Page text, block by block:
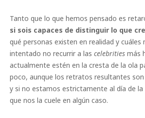
Tanto que lo que hemos pensado es
si sois capaces de distinguir lo que
qué personas existen en realidad y cuáles
intentado no recurrir a las celebrities más
actualmente estén en la cresta de la ola
poco, aunque los retratos resultantes
y si no estamos estrictamente al día de la
que nos la cuele en algún caso.